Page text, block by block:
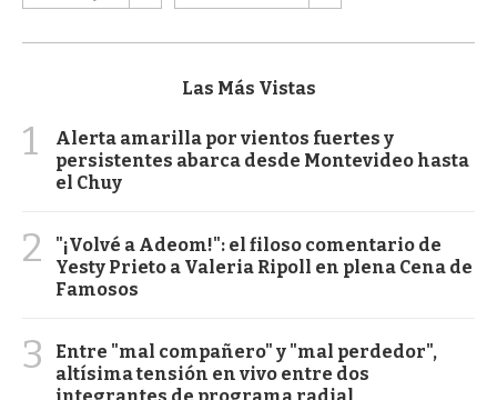
Las Más Vistas
1
Alerta amarilla por vientos fuertes y
persistentes abarca desde Montevideo hasta
el Chuy
2
"¡Volvé a Adeom!": el filoso comentario de
Yesty Prieto a Valeria Ripoll en plena Cena de
Famosos
3
Entre "mal compañero" y "mal perdedor",
altísima tensión en vivo entre dos